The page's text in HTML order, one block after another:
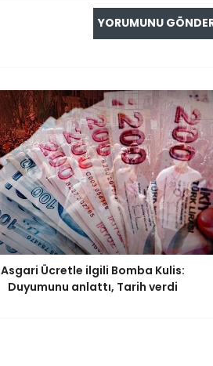
Asgari Ücretle ilgili Bomba Kulis:
Duyumunu anlattı, Tarih verdi